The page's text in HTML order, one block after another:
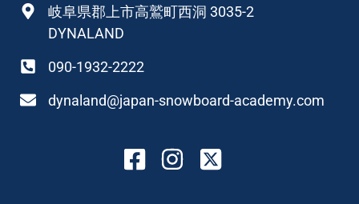
岐阜県郡上市高鷲町西洞 3035-2
DYNALAND
090-1932-2222
dynaland@japan-snowboard-academy.com